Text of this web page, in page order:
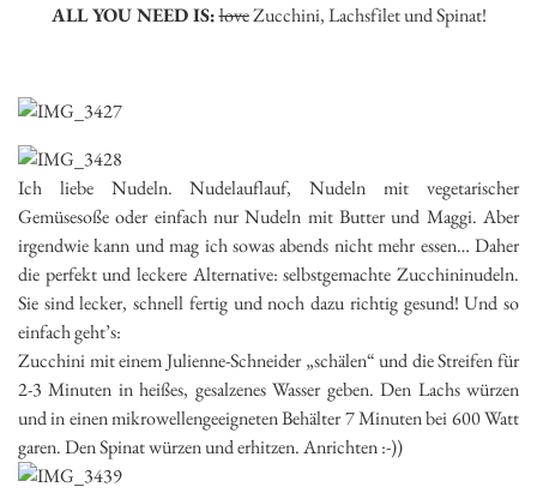
ALL YOU NEED IS:loveZucchini, Lachsfilet und Spinat!
Ich liebe Nudeln. Nudelauflauf, Nudeln mit vegetarischer
Gemüsesoße oder einfach nur Nudeln mit Butter und Maggi. Aber
irgendwie kann und mag ich sowas abends nicht mehr essen… Daher
die perfekt und leckere Alternative: selbstgemachte Zucchininudeln.
Sie sind lecker, schnell fertig und noch dazu richtig gesund! Und so
einfach geht’s:
Zucchini mit einem Julienne-Schneider „schälen“ und die Streifen für
2-3 Minuten in heißes, gesalzenes Wasser geben. Den Lachs würzen
und in einen mikrowellengeeigneten Behälter 7 Minuten bei 600 Watt
garen. Den Spinat würzen und erhitzen. Anrichten :-))